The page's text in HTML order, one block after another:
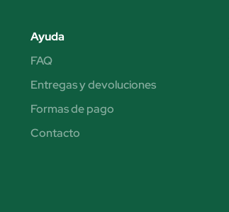
Ayuda
FAQ
Entregas y devoluciones
Formas de pago
Contacto